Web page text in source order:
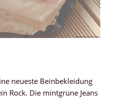
neueste Beinbekleidung
Rock. Die mintgrüne Jeans